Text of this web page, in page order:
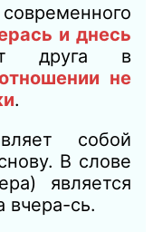
и днесь
друга в
не
.
собой
В слове
является
вчера-сь.